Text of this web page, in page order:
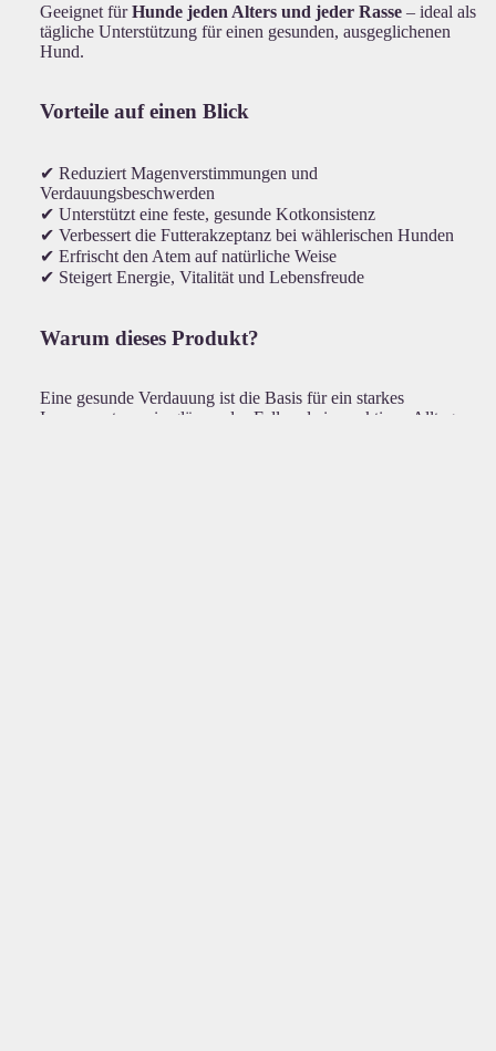
Geeignet fürHunde jeden Alters und jeder Rasse – ideal als
tägliche Unterstützung für einen gesunden, ausgeglichenen
Hund.
Vorteile auf einen Blick
✔ Reduziert Magenverstimmungen und
Verdauungsbeschwerden
✔ Unterstützt eine feste, gesunde Kotkonsistenz
✔ Verbessert die Futterakzeptanz bei wählerischen Hunden
✔ Erfrischt den Atem auf natürliche Weise
✔ Steigert Energie, Vitalität und Lebensfreude
Warum dieses Produkt?
Eine gesunde Verdauung ist die Basis für ein starkes
Immunsystem, ein glänzendes Fell und einen aktiven Alltag.